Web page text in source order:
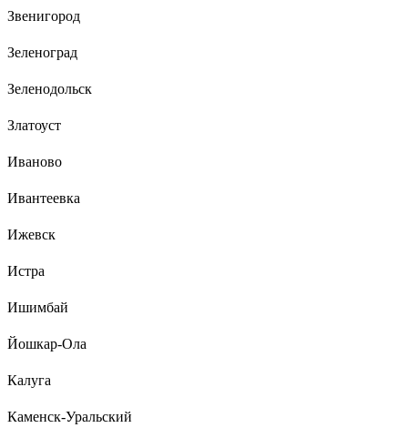
Звенигород
Зеленоград
Зеленодольск
Златоуст
Иваново
Ивантеевка
Ижевск
Истра
Ишимбай
Йошкар-Ола
Калуга
Каменск-Уральский